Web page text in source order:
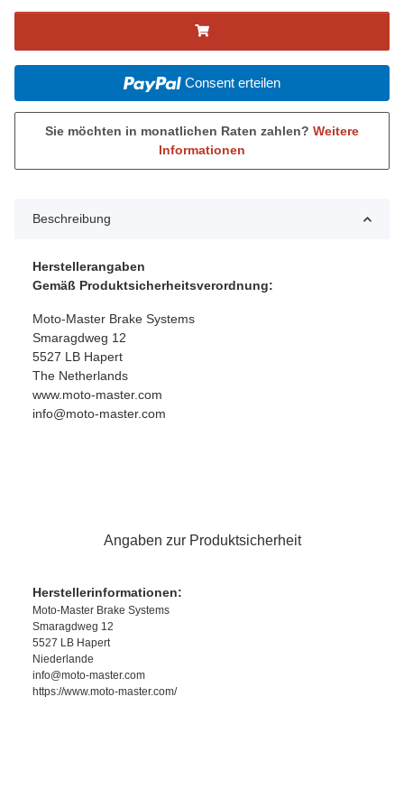
Consent erteilen
Sie möchten in monatlichen Raten zahlen? Weitere
Informationen
Beschreibung
Herstellerangaben
Gemäß Produktsicherheitsverordnung:
Moto-Master Brake Systems
Smaragdweg 12
5527 LB Hapert
The Netherlands
www.moto-master.com
info@moto-master.com
Angaben zur Produktsicherheit
Herstellerinformationen:
Moto-Master Brake Systems
Smaragdweg 12
5527 LB Hapert
Niederlande
info@moto-master.com
https://www.moto-master.com/